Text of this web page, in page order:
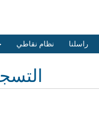
نظام نقاطي راسلنا